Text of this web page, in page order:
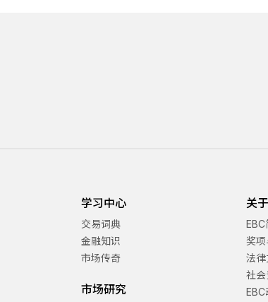
学习中心
交易词典
金融知识
市场传奇
市场研究
关
奖
法
社